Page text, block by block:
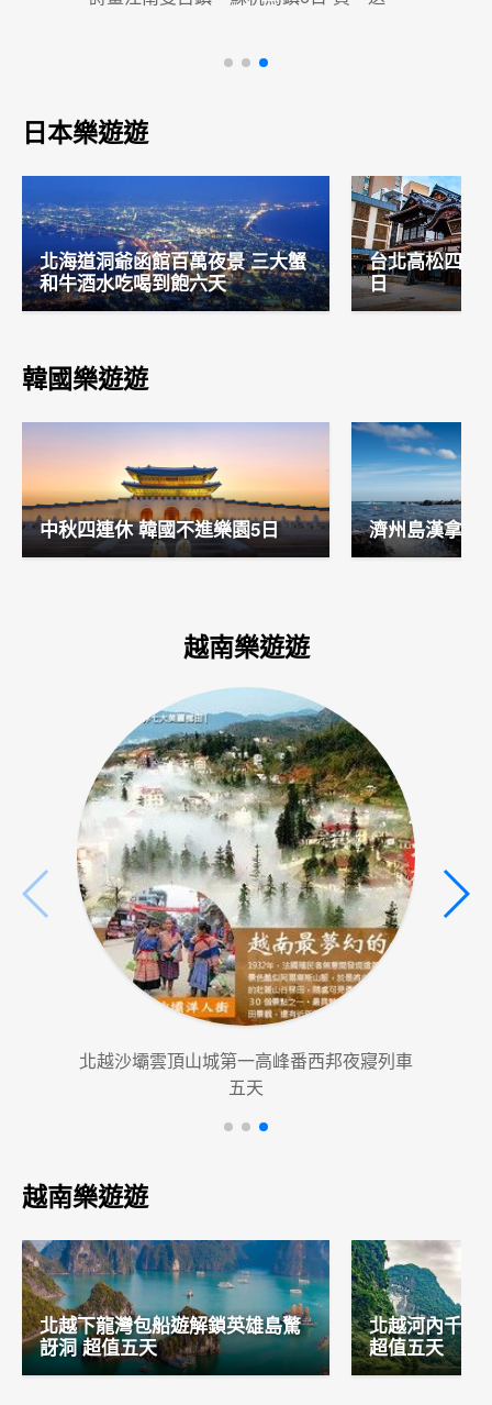
日本樂遊遊
北海道洞爺函館百萬夜景 三大蟹
和牛酒水吃喝到飽六天
台北高松四國
日
韓國樂遊遊
中秋四連休 韓國不進樂園5日 濟州島漢拿山
越南樂遊遊
北越沙壩雲頂山城第一高峰番西邦夜寢列車
五天
越南樂遊遊
北越下龍灣包船遊解鎖英雄島驚
訝洞 超值五天
北越河內千岩
超值五天